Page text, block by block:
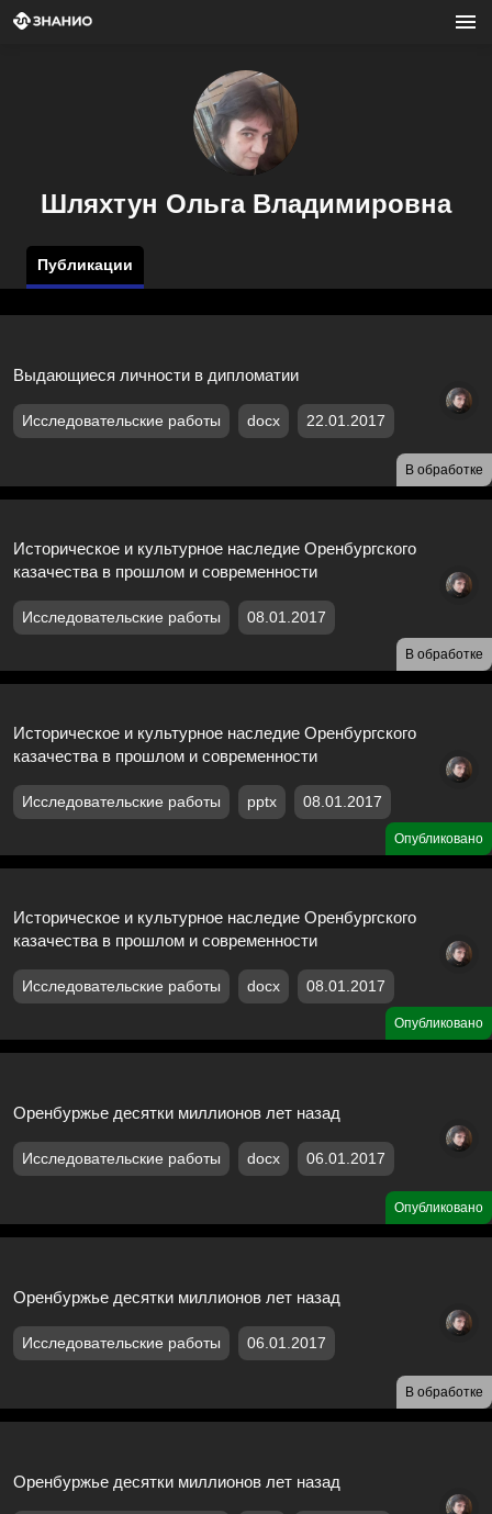
Шляхтун Ольга Владимировна
Публикации
В обработке
Выдающиеся личности в дипломатии
Исследовательские работы docx 22.01.2017
В обработке
Историческое и культурное наследие Оренбургского
казачества в прошлом и современности
Исследовательские работы 08.01.2017
Опубликовано
Историческое и культурное наследие Оренбургского
казачества в прошлом и современности
Исследовательские работы pptx 08.01.2017
Опубликовано
Историческое и культурное наследие Оренбургского
казачества в прошлом и современности
Исследовательские работы docx 08.01.2017
Опубликовано
Оренбуржье десятки миллионов лет назад
Исследовательские работы docx 06.01.2017
В обработке
Оренбуржье десятки миллионов лет назад
Исследовательские работы 06.01.2017
Оренбуржье десятки миллионов лет назад